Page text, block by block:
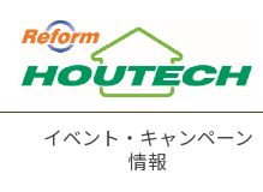
イベント・キャンペーン
情報